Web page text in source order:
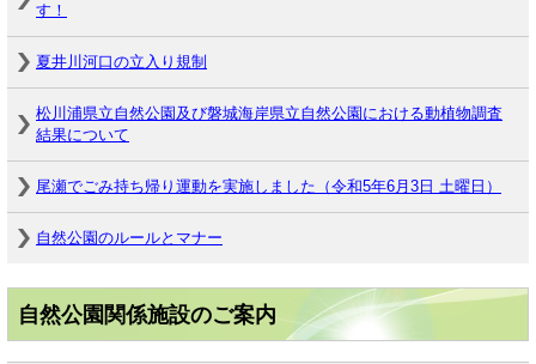
す！
夏井川河口の立入り規制
松川浦県立自然公園及び磐城海岸県立自然公園における動植物調査
結果について
尾瀬でごみ持ち帰り運動を実施しました（令和5年6月3日 土曜日）
自然公園のルールとマナー
自然公園関係施設のご案内